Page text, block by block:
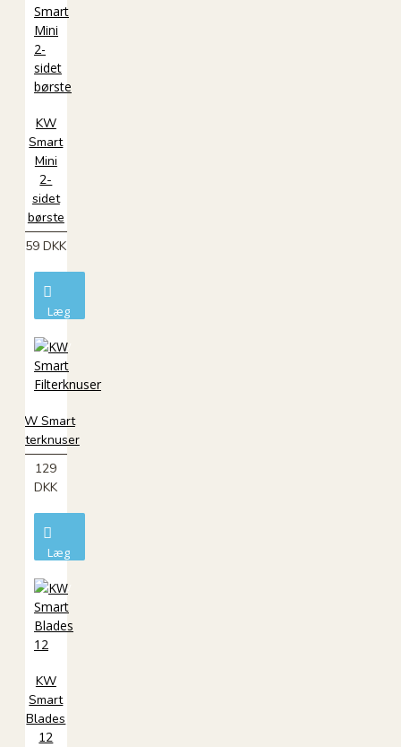
KW
Smart
Mini
2-
sidet
børste
59 DKK
Læg
kurv
KW Smart
Filterknuser
129
DKK
Læg
kurv
KW
Smart
Blades
12